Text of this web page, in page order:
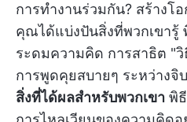
การทำงานร่วมกัน? สร้างโ
คุณได้แบ่งปันสิ่งที่พวกเขารู้
ระดมความคิด การสาธิต "
การพูดคุยสบายๆ ระหว่างจิ
สิ่งที่ได้ผลสำหรับพวกเขา พิ